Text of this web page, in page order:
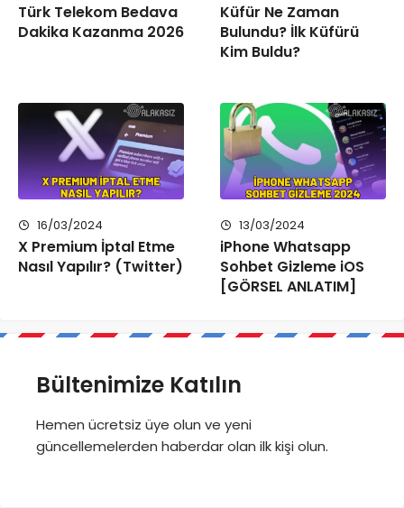
Türk Telekom Bedava
Dakika Kazanma 2026
Küfür Ne Zaman
Bulundu? İlk Küfürü
Kim Buldu?
16/03/2024
X Premium İptal Etme
Nasıl Yapılır? (Twitter)
13/03/2024
iPhone Whatsapp
Sohbet Gizleme iOS
[GÖRSEL ANLATIM]
Bültenimize Katılın
Hemen ücretsiz üye olun ve yeni
güncellemelerden haberdar olan ilk kişi olun.